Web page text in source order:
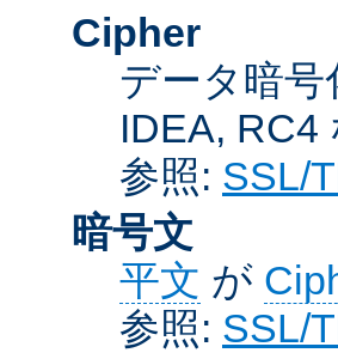
Cipher
データ暗
IDEA, RC4
参照: SSL/
暗号文
平文 が
参照: SSL/